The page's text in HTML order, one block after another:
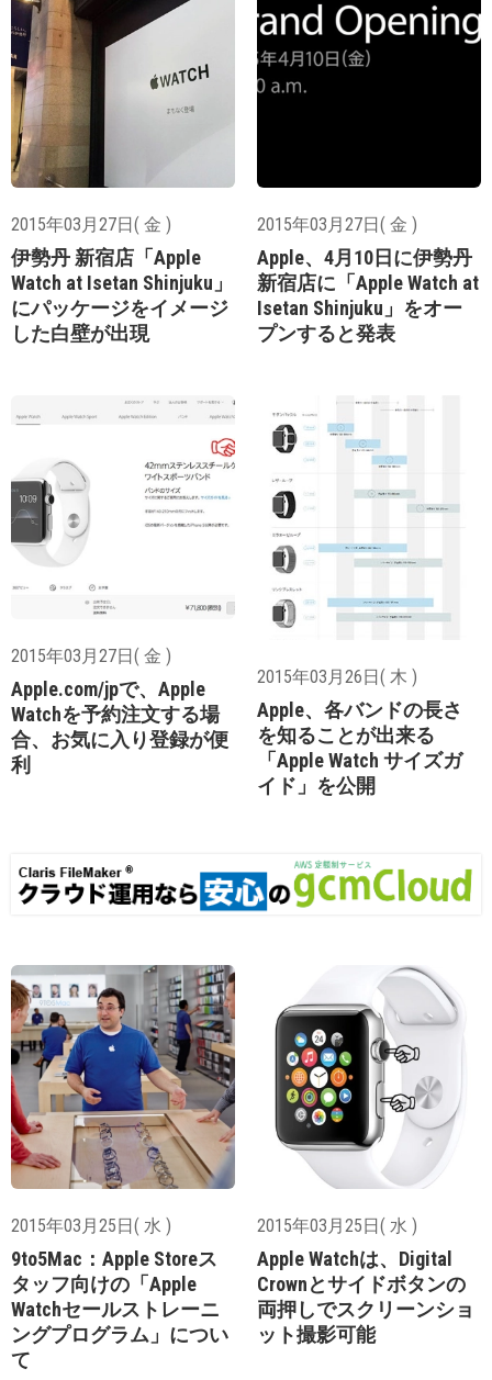
2015年03月27日( 金 )
伊勢丹 新宿店「Apple
Watch at Isetan Shinjuku」
にパッケージをイメージ
した白壁が出現
2015年03月27日( 金 )
Apple、4月10日に伊勢丹
新宿店に「Apple Watch at
Isetan Shinjuku」をオー
プンすると発表
2015年03月27日( 金 )
Apple.com/jpで、Apple
Watchを予約注文する場
合、お気に入り登録が便
利
2015年03月26日( 木 )
Apple、各バンドの長さ
を知ることが出来る
「Apple Watch サイズガ
イド」を公開
2015年03月25日( 水 )
9to5Mac：Apple Storeス
タッフ向けの「Apple
Watchセールストレーニ
ングプログラム」につい
て
2015年03月25日( 水 )
Apple Watchは、Digital
Crownとサイドボタンの
両押しでスクリーンショ
ット撮影可能